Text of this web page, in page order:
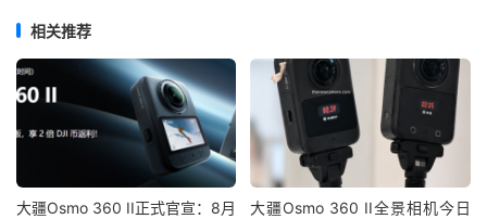
相关推荐
大疆Osmo 360 II正式官宣：8月
大疆Osmo 360 II全景相机今日